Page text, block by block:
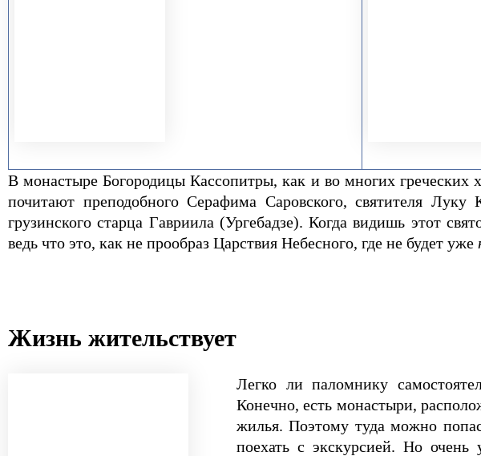
В монастыре Богородицы Кассопитры, как и во многих
почитают преподобного Серафима Саровского, святителя
грузинского старца Гавриила (Ургебадзе). Когда видишь этот
ведь что это, как не прообраз Царствия Небесного, где не будет уже
Жизнь жительствует
Легко ли паломнику
Конечно, есть монастыри,
жилья. Поэтому туда можно
поехать с экскурсией. Но очень